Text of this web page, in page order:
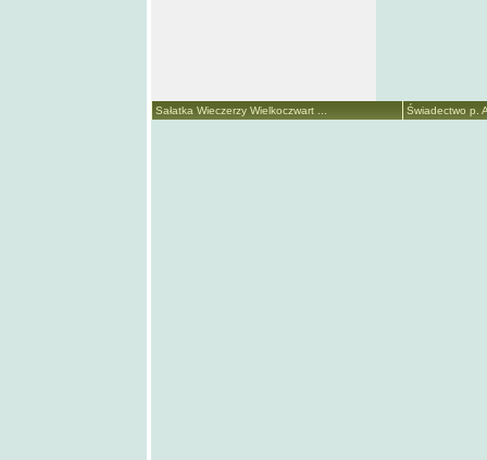
Sałatka Wieczerzy Wielkoczwart ... Świadectwo p.